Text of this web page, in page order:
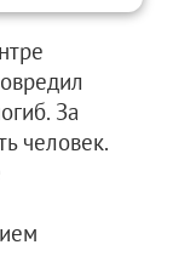
За
человек.